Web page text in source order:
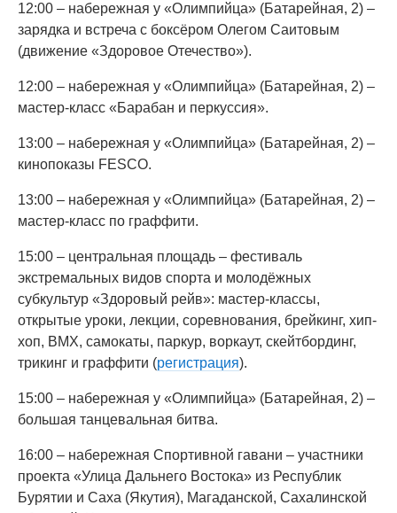
12:00 – набережная у «Олимпийца» (Батарейная, 2) –
зарядка и встреча с боксёром Олегом Саитовым
(движение «Здоровое Отечество»).
12:00 – набережная у «Олимпийца» (Батарейная, 2) –
мастер-класс «Барабан и перкуссия».
13:00 – набережная у «Олимпийца» (Батарейная, 2) –
кинопоказы FESCO.
13:00 – набережная у «Олимпийца» (Батарейная, 2) –
мастер-класс по граффити.
15:00 – центральная площадь – фестиваль
экстремальных видов спорта и молодёжных
субкультур «Здоровый рейв»: мастер-классы,
открытые уроки, лекции, соревнования, брейкинг, хип-
хоп, BMX, самокаты, паркур, воркаут, скейтбординг,
трикинг и граффити (регистрация).
15:00 – набережная у «Олимпийца» (Батарейная, 2) –
большая танцевальная битва.
16:00 – набережная Спортивной гавани – участники
проекта «Улица Дальнего Востока» из Республик
Бурятии и Саха (Якутия), Магаданской, Сахалинской